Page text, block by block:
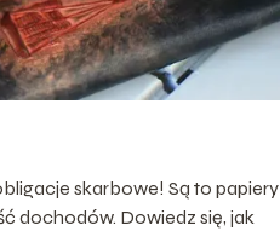
skarbowe! Są to papiery
dochodów. Dowiedz się, jak